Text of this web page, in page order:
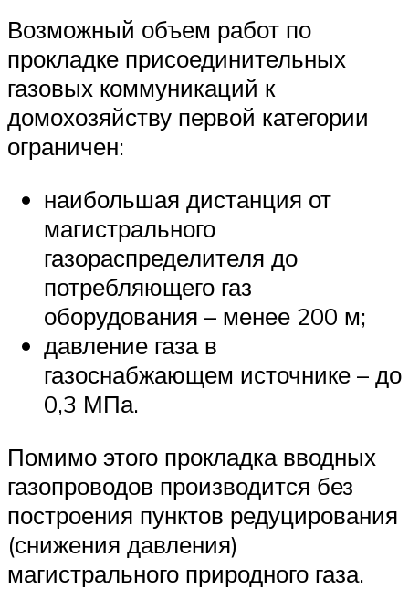
Возможный объем работ по
прокладке присоединительных
газовых коммуникаций к
домохозяйству первой категории
ограничен:
наибольшая дистанция от
магистрального
газораспределителя до
потребляющего газ
оборудования – менее 200 м;
давление газа в
газоснабжающем источнике – до
0,3 МПа.
Помимо этого прокладка вводных
газопроводов производится без
построения пунктов редуцирования
(снижения давления)
магистрального природного газа.